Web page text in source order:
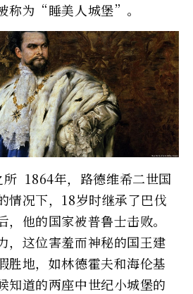
称为“睡美人城堡”。
1864年，路德维希二世国
情况下，18岁时继承了巴伐
他的国家被普鲁士击败。
，这位害羞而神秘的国王建
胜地，如林德霍夫和海伦基
知道的两座中世纪小城堡的